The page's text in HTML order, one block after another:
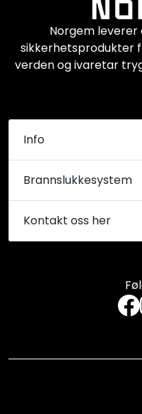
Norgem
sikkerhetsprodukter
verden og ivaretar
Info
Brannslukkesystem
Kontakt oss her